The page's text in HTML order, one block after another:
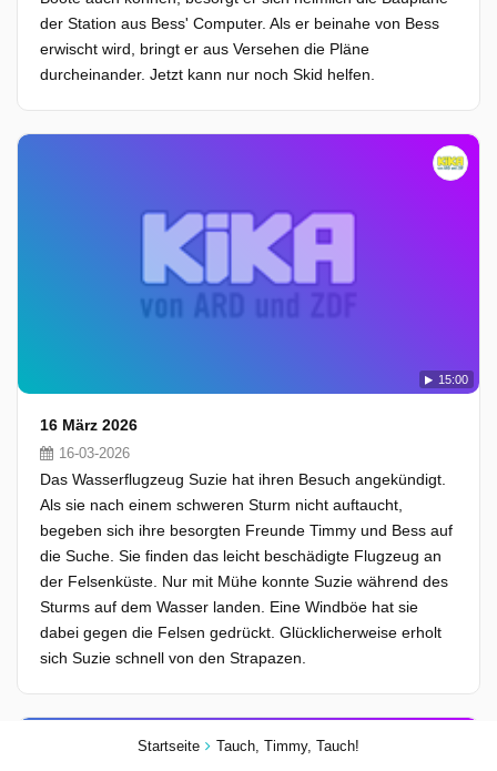
Startseite Tauch, Timmy, Tauch!
der Station aus Bess' Computer. Als er beinahe von Bess
erwischt wird, bringt er aus Versehen die Pläne
durcheinander. Jetzt kann nur noch Skid helfen.
15:00
16 März 2026
16-03-2026
Das Wasserflugzeug Suzie hat ihren Besuch angekündigt.
Als sie nach einem schweren Sturm nicht auftaucht,
begeben sich ihre besorgten Freunde Timmy und Bess auf
die Suche. Sie finden das leicht beschädigte Flugzeug an
der Felsenküste. Nur mit Mühe konnte Suzie während des
Sturms auf dem Wasser landen. Eine Windböe hat sie
dabei gegen die Felsen gedrückt. Glücklicherweise erholt
sich Suzie schnell von den Strapazen.